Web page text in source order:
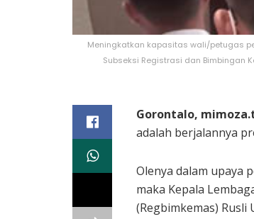
Meningkatkan kapasitas wali/petugas
Subseksi Registrasi dan Bimbingan
Gorontalo,
adalah berjalannya
Olenya dalam upaya
maka Kepala
(Regbimkemas)